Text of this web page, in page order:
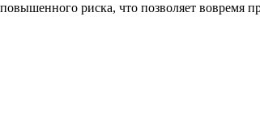
риска, что позволяет вовремя